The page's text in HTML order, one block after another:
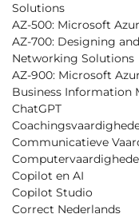
Solutions
AZ-500: Microsoft
AZ-700: Designing
Networking Solutions
AZ-900: Microsoft
Business Information
ChatGPT
Communicatieve
Copilot en AI
Copilot Studio
Correct Nederlands